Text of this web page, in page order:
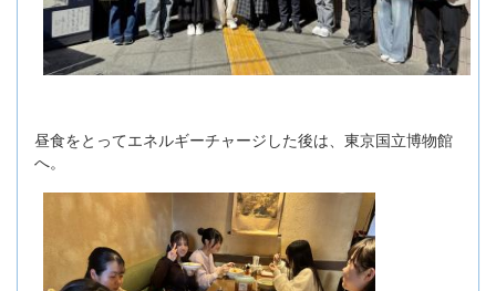
昼食をとってエネルギーチャージした後は、東京国立博物館
へ。